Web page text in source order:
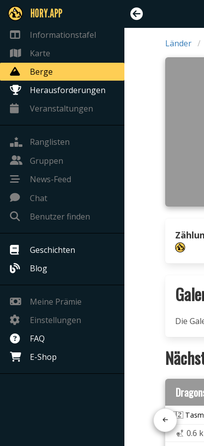
HORY.APP
Informationstafel
Karte
Berge
Herausforderungen
Veranstaltungen
Ranglisten
Gruppen
News-Feed
Chat
Benutzer finden
Geschichten
Blog
Meine Prämie
Einstellungen
FAQ
E-Shop
Länder
Die
🇳🇿
0.6